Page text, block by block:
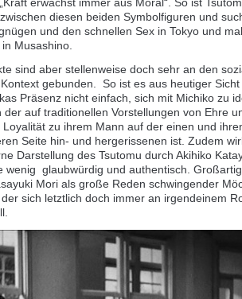
erwächst immer aus Moral“. So ist
diesen beiden Symbolfiguren und
und den schnellen Sex in Tokyo und
Musashino.
sind aber stellenweise doch sehr an den
gebunden. So ist es aus heutiger Sicht
Präsenz nicht einfach, sich mit Michiko zu
der auf traditionellen Vorstellungen von Ehre
Loyalität zu ihrem Mann auf der einen und
Seite hin- und hergerissenen ist. Zudem
Darstellung des Tsutomu durch Akihiko
wenig glaubwürdig und authentisch.
Mori als große Reden schwingender
der sich letztlich doch immer an irgendeinem